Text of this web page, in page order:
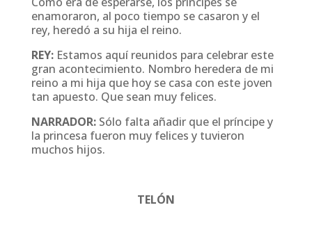
enamoraron, al poco tiempo se casaron y el
rey, heredó a su hija el reino.
REY:Estamos aquí reunidos para celebrar este
gran acontecimiento. Nombro heredera de mi
reino a mi hija que hoy se casa con este joven
tan apuesto. Que sean muy felices.
NARRADOR:Sólo falta añadir que el príncipe y
la princesa fueron muy felices y tuvieron
muchos hijos.
TELÓN